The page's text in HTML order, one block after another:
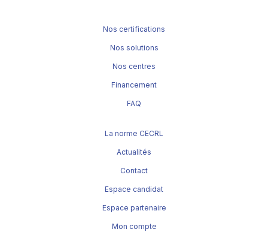
Nos certifications
Nos solutions
Nos centres
Financement
FAQ
La norme CECRL
Actualités
Contact
Espace candidat
Espace partenaire
Mon compte